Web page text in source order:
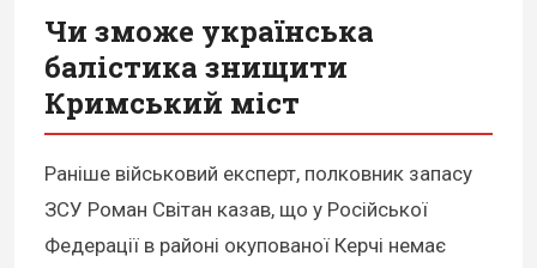
Чи зможе українська
балістика знищити
Кримський міст
Раніше військовий експерт, полковник запасу
ЗСУ Роман Світан казав, що у Російської
Федерації в районі окупованої Керчі немає